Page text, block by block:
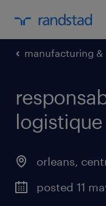
manufacturing
orleans,
posted 11